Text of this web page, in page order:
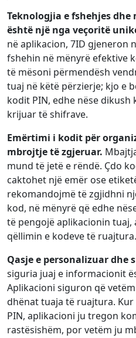
Teknologjia e fshehjes
është një nga veçoritë
në aplikacion, 7ID gjeneron
fshehin në mënyrë efektive
të mësoni përmendësh
tuaj në këtë përzierje; kjo e
kodit PIN, edhe nëse
krijuar të shifrave.
Emërtimi i kodit për
mbrojtje të zgjeruar.
mund të jetë e rëndë. Çdo
caktohet një emër ose
rekomandojmë të zgjidhni
kod, në mënyrë që edhe
të pengojë aplikacionin tuaj,
qëllimin e kodeve të ruajtura.
Qasje e personalizuar dhe
siguria juaj e informacionit
Aplikacioni siguron që
dhënat tuaja të ruajtura.
PIN, aplikacioni ju tregon
rastësishëm, por vetëm ju